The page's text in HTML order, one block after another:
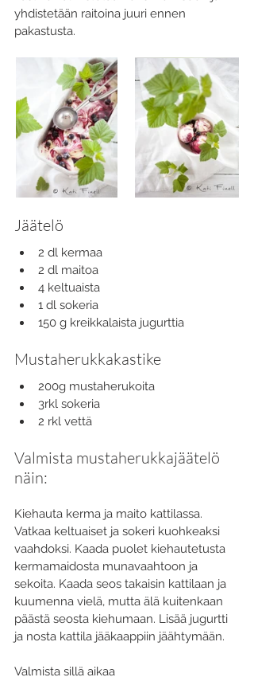
yhdistetään raitoina juuri ennen
pakastusta.
Jäätelö
2 dl kermaa
2 dl maitoa
4 keltuaista
1 dl sokeria
150 g kreikkalaista jugurttia
Mustaherukkakastike
200g mustaherukoita
3rkl sokeria
2 rkl vettä
Valmista mustaherukkajäätelö
näin:
Kiehauta kerma ja maito kattilassa.
Vatkaa keltuaiset ja sokeri kuohkeaksi
vaahdoksi. Kaada puolet kiehautetusta
kermamaidosta munavaahtoon ja
sekoita. Kaada seos takaisin kattilaan ja
kuumenna vielä, mutta älä kuitenkaan
päästä seosta kiehumaan. Lisää jugurtti
ja nosta kattila jääkaappiin jäähtymään.
Valmista sillä aikaa